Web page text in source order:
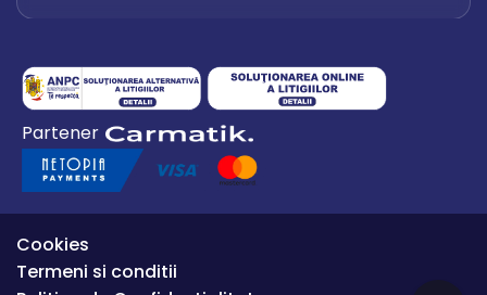
0754 649 360
office.premium@autode.ro
Partener
Cookies
Termeni si conditii